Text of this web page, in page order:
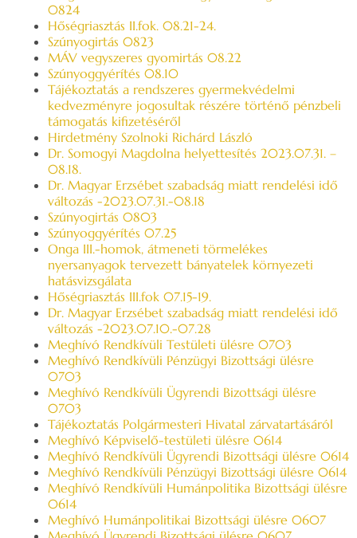
0824
Hőségriasztás II.fok. 08.21-24.
Szúnyogirtás 0823
MÁV vegyszeres gyomirtás 08.22
Szúnyoggyérítés 08.10
Tájékoztatás a rendszeres gyermekvédelmi
kedvezményre jogosultak részére történő pénzbeli
támogatás kifizetéséről
Hirdetmény Szolnoki Richárd László
Dr. Somogyi Magdolna helyettesítés 2023.07.31. –
08.18.
Dr. Magyar Erzsébet szabadság miatt rendelési idő
változás -2023.07.31.-08.18
Szúnyogirtás 0803
Szúnyoggyérítés 07.25
Onga III.-homok, átmeneti törmelékes
nyersanyagok tervezett bányatelek környezeti
hatásvizsgálata
Hőségriasztás III.fok 07.15-19.
Dr. Magyar Erzsébet szabadság miatt rendelési idő
változás -2023.07.10.-07.28
Meghívó Rendkívüli Testületi ülésre 0703
Meghívó Rendkívüli Pénzügyi Bizottsági ülésre
0703
Meghívó Rendkívüli Ügyrendi Bizottsági ülésre
0703
Tájékoztatás Polgármesteri Hivatal zárvatartásáról
Meghívó Képviselő-testületi ülésre 0614
Meghívó Rendkívüli Ügyrendi Bizottsági ülésre 0614
Meghívó Rendkívüli Pénzügyi Bizottsági ülésre 0614
Meghívó Rendkívüli Humánpolitika Bizottsági ülésre
0614
Meghívó Humánpolitikai Bizottsági ülésre 0607